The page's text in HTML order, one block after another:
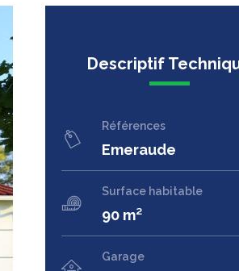
Descriptif
Références
Emeraude
Surface habitable
90 m²
Garage